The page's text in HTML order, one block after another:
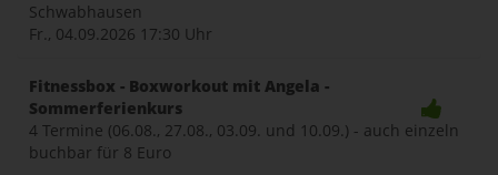
Schwabhausen
Fr., 04.09.2026 17:30 Uhr
Fitnessbox - Boxworkout mit Angela -
Sommerferienkurs
4 Termine (06.08., 27.08., 03.09. und 10.09.) - auch einzeln
buchbar für 8 Euro